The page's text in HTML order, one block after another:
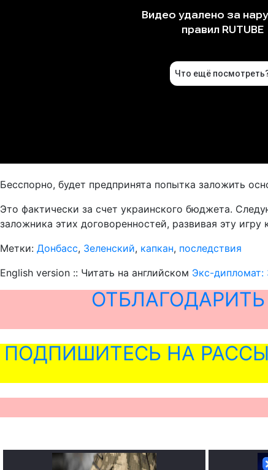
Бесспорно, будет предпринята попытка заложить
Это фактически за счет украинского бюджета.
заложника этих договоренностей, развивая эту
Метки: Донбасс, Зеленский, капкан, последствия
English version :: Читать на английском Экс-дипломат:
ПОДПИШИТЕСЬ НА